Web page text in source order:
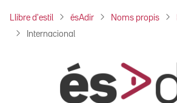
Llibre d'estil ésAdir Noms propis
Internacional